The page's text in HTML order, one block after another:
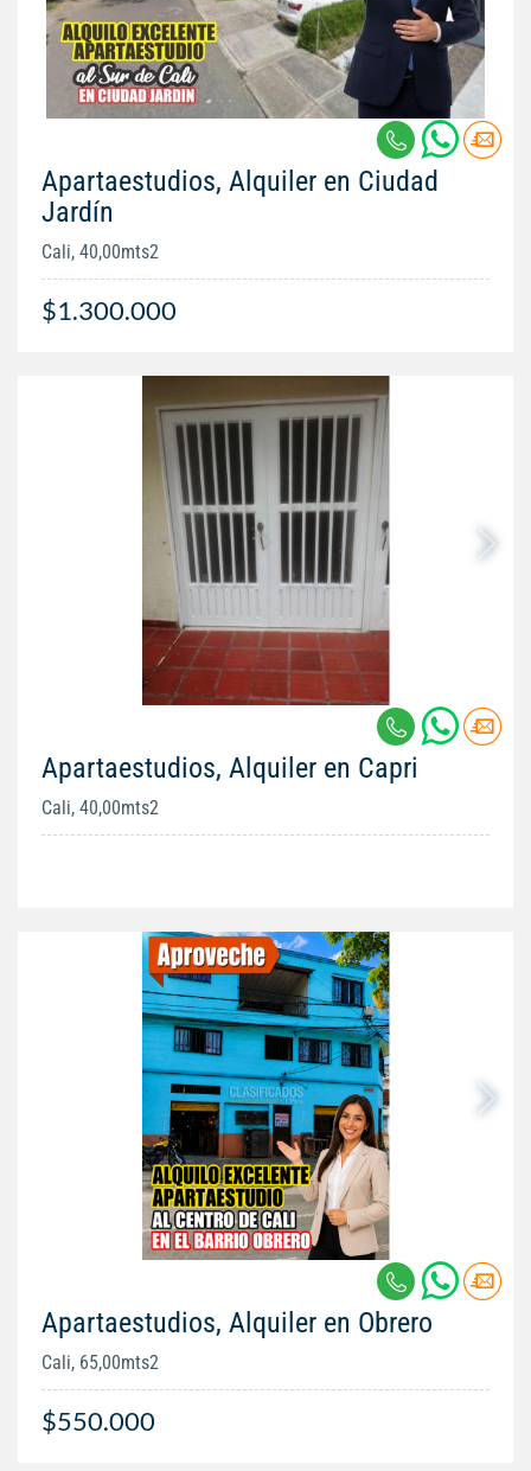
Apartaestudios, Alquiler en Ciudad
Jardín
Cali, 40,00mts2
$1.300.000
Apartaestudios, Alquiler en Capri
Cali, 40,00mts2
Apartaestudios, Alquiler en Obrero
Cali, 65,00mts2
$550.000